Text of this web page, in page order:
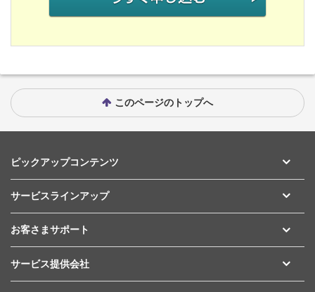
このページのトップへ
ピックアップコンテンツ
サービスラインアップ
お客さまサポート
サービス提供会社